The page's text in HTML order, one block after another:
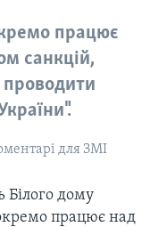
працює
санкцій,
проводити
для ЗМІ
Білого дому
працює над